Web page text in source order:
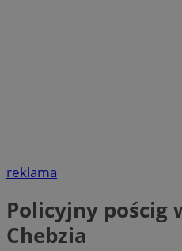
reklama
Policyjny pościg
Chebzia